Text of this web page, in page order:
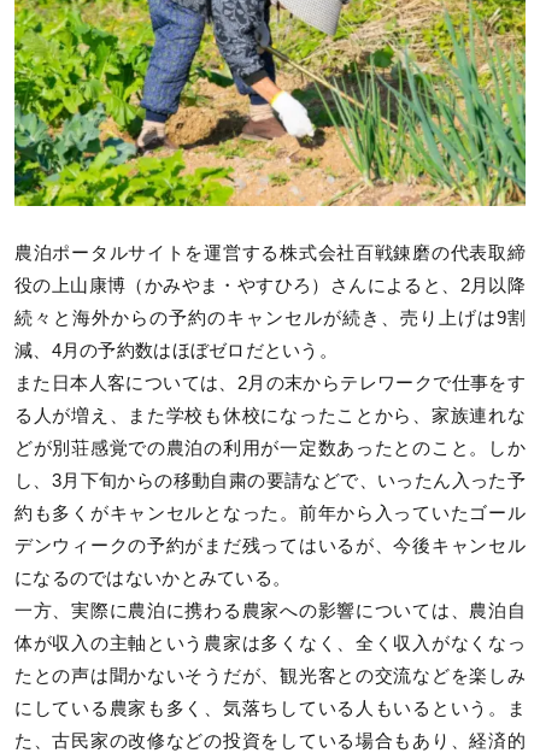
農泊ポータルサイトを運営する株式会社百戦錬磨の代表取締
役の上山康博（かみやま・やすひろ）さんによると、2月以降
続々と海外からの予約のキャンセルが続き、売り上げは9割
減、4月の予約数はほぼゼロだという。
また日本人客については、2月の末からテレワークで仕事をす
る人が増え、また学校も休校になったことから、家族連れな
どが別荘感覚での農泊の利用が一定数あったとのこと。しか
し、3月下旬からの移動自粛の要請などで、いったん入った予
約も多くがキャンセルとなった。前年から入っていたゴール
デンウィークの予約がまだ残ってはいるが、今後キャンセル
になるのではないかとみている。
一方、実際に農泊に携わる農家への影響については、農泊自
体が収入の主軸という農家は多くなく、全く収入がなくなっ
たとの声は聞かないそうだが、観光客との交流などを楽しみ
にしている農家も多く、気落ちしている人もいるという。ま
た、古民家の改修などの投資をしている場合もあり、経済的